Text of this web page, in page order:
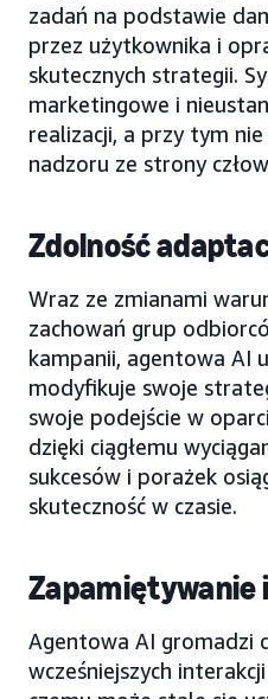
zadań na podstawie
przez użytkownika i
skutecznych strategii.
marketingowe i
realizacji, a przy tym
nadzoru ze strony
Zdolność
Wraz ze zmianami
zachowań grup
kampanii, agentowa AI
modyfikuje swoje
swoje podejście w
dzięki ciągłemu
sukcesów i porażek
skuteczność w czasie.
Zapamiętywanie
Agentowa AI gromadzi
wcześniejszych